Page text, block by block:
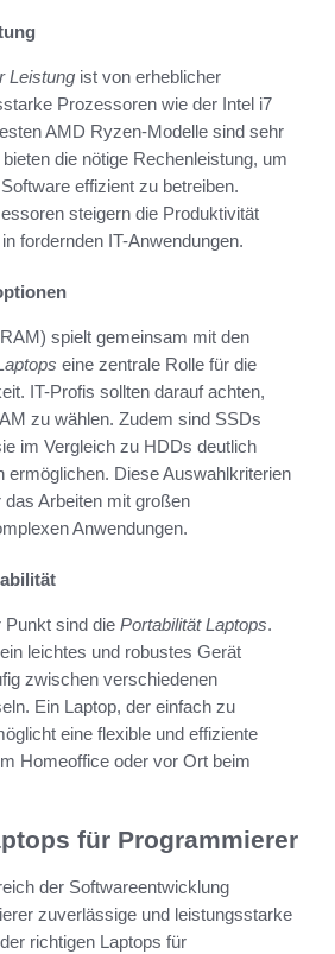
Leistung ist von erheblicher
Prozessoren wie der Intel i7
AMD Ryzen-Modelle sind sehr
die nötige Rechenleistung, um
effizient zu betreiben.
steigern die Produktivität
fordernden IT-Anwendungen.
spielt gemeinsam mit den
eine zentrale Rolle für die
IT-Profis sollten darauf achten,
zu wählen. Zudem sind SSDs
im Vergleich zu HDDs deutlich
ermöglichen. Diese Auswahlkriterien
Arbeiten mit großen
Anwendungen.
Punkt sind die Portabilität Laptops.
leichtes und robustes Gerät
zwischen verschiedenen
Ein Laptop, der einfach zu
eine flexible und effiziente
Homeoffice oder vor Ort beim
für Programmierer
der Softwareentwicklung
zuverlässige und leistungsstarke
richtigen Laptops für